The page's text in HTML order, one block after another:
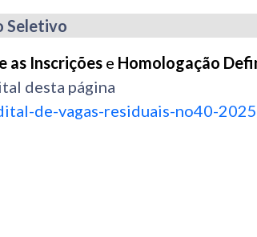
Seletivo
as Inscrições e Homologação
desta página
de-vagas-residuais-no40-